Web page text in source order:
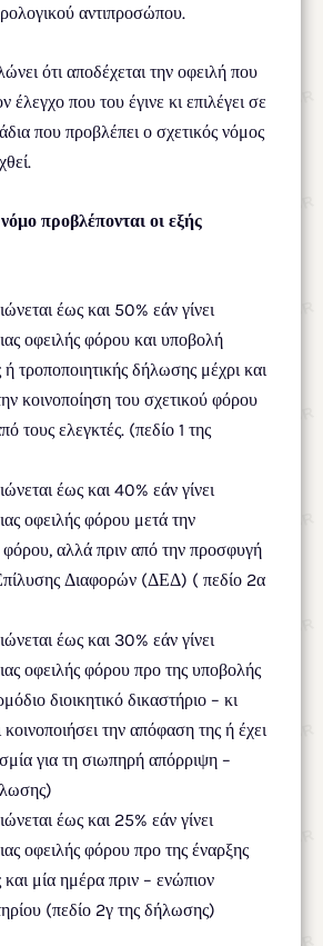
αντιπροσώπου.
ότι αποδέχεται την οφειλή που
έλεγχο που του έγινε κι επιλέγει σε
που προβλέπει ο σχετικός νόμος
προβλέπονται οι εξής
έως και 50% εάν γίνει
οφειλής φόρου και υποβολή
ή τροποποιητικής δήλωσης μέχρι και
κοινοποίηση του σχετικού φόρου
τους ελεγκτές. (πεδίο 1 της
έως και 40% εάν γίνει
οφειλής φόρου μετά την
φόρου, αλλά πριν από την προσφυγή
Διαφορών (ΔΕΔ) ( πεδίο 2α
έως και 30% εάν γίνει
οφειλής φόρου προ της υποβολής
διοικητικό δικαστήριο – κι
την απόφαση της ή έχει
για τη σιωπηρή απόρριψη –
έως και 25% εάν γίνει
οφειλής φόρου προ της έναρξης
μία ημέρα πριν – ενώπιον
(πεδίο 2γ της δήλωσης)